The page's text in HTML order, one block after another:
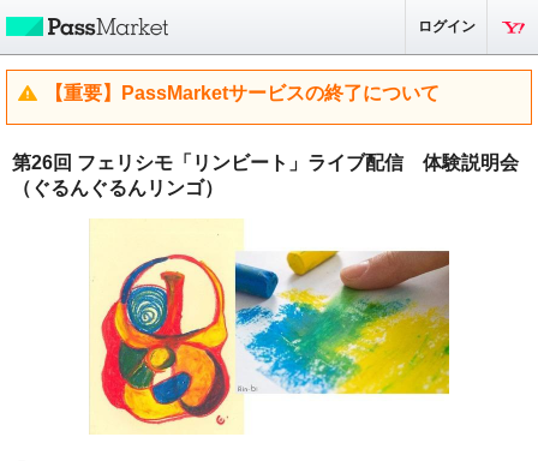
ログイン
【重要】PassMarketサービスの終了について
第26回 フェリシモ「リンビート」ライブ配信 体験説明会
（ぐるんぐるんリンゴ）